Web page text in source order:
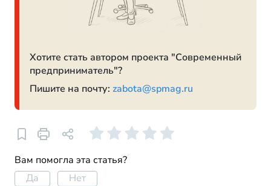
Хотите стать автором проекта "Современный
предприниматель"?
Пишите на почту: zabota@spmag.ru
Вам помогла эта статья?
Да
Нет